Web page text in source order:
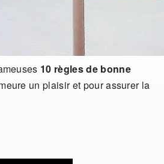
10 règles de bonne
un plaisir et pour assurer la